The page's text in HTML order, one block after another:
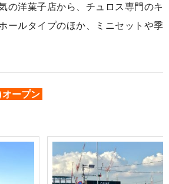
の洋菓子店から、チュロス専門のキ
ールタイプのほか、ミニセットや季
ープン